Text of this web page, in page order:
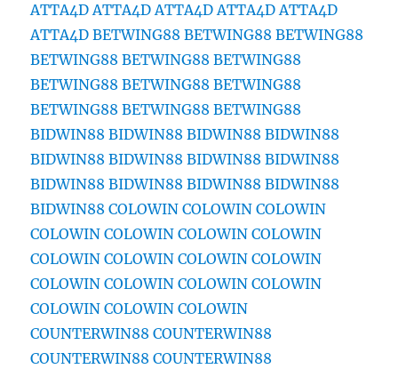
ATTA4D ATTA4D ATTA4D ATTA4D ATTA4D
ATTA4D BETWING88 BETWING88 BETWING88
BETWING88 BETWING88 BETWING88
BETWING88 BETWING88 BETWING88
BETWING88 BETWING88 BETWING88
BIDWIN88 BIDWIN88 BIDWIN88 BIDWIN88
BIDWIN88 BIDWIN88 BIDWIN88 BIDWIN88
BIDWIN88 BIDWIN88 BIDWIN88 BIDWIN88
BIDWIN88 COLOWIN COLOWIN COLOWIN
COLOWIN COLOWIN COLOWIN COLOWIN
COLOWIN COLOWIN COLOWIN COLOWIN
COLOWIN COLOWIN COLOWIN COLOWIN
COLOWIN COLOWIN COLOWIN
COUNTERWIN88 COUNTERWIN88
COUNTERWIN88 COUNTERWIN88